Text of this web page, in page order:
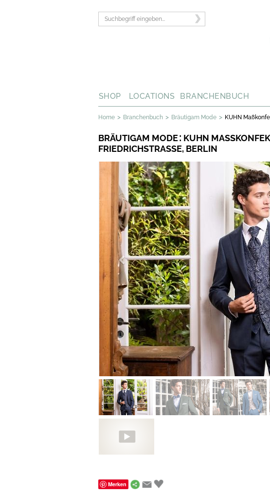
SHOP LOCATIONS BRANCHENBUCH
Home > Branchenbuch > Bräutigam Mode > KUHN
BRÄUTIGAM MODE: KUHN
FRIEDRICHSTRASSE, BERLIN
Merken